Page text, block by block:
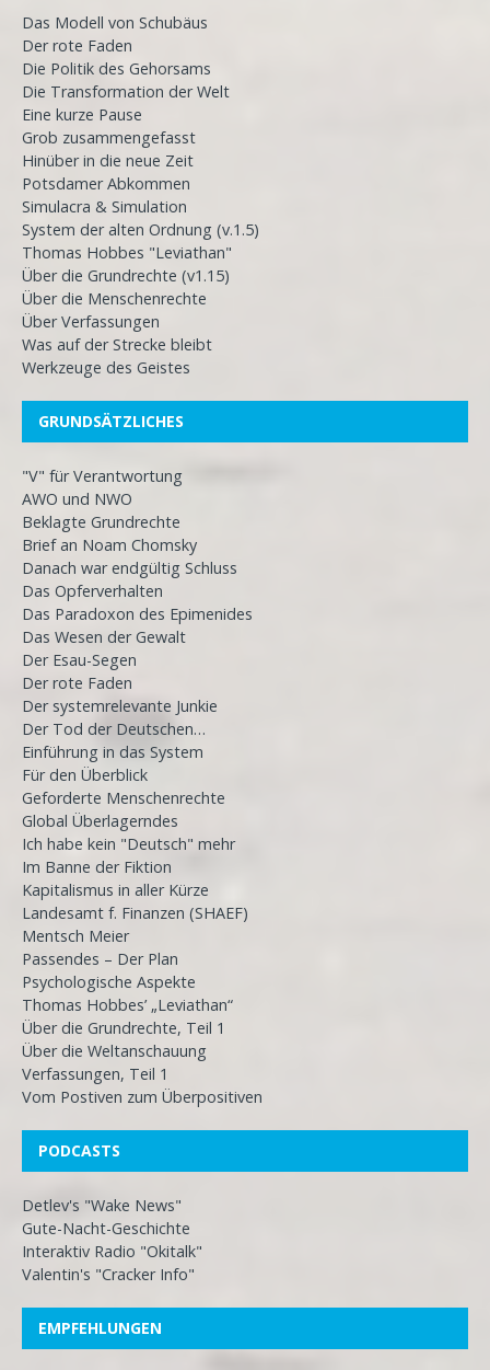
Das Modell von Schubäus
Der rote Faden
Die Politik des Gehorsams
Die Transformation der Welt
Eine kurze Pause
Grob zusammengefasst
Hinüber in die neue Zeit
Potsdamer Abkommen
Simulacra & Simulation
System der alten Ordnung (v.1.5)
Thomas Hobbes "Leviathan"
Über die Grundrechte (v1.15)
Über die Menschenrechte
Über Verfassungen
Was auf der Strecke bleibt
Werkzeuge des Geistes
GRUNDSÄTZLICHES
"V" für Verantwortung
AWO und NWO
Beklagte Grundrechte
Brief an Noam Chomsky
Danach war endgültig Schluss
Das Opferverhalten
Das Paradoxon des Epimenides
Das Wesen der Gewalt
Der Esau-Segen
Der rote Faden
Der systemrelevante Junkie
Der Tod der Deutschen…
Einführung in das System
Für den Überblick
Geforderte Menschenrechte
Global Überlagerndes
Ich habe kein "Deutsch" mehr
Im Banne der Fiktion
Kapitalismus in aller Kürze
Landesamt f. Finanzen (SHAEF)
Mentsch Meier
Passendes – Der Plan
Psychologische Aspekte
Thomas Hobbes’ „Leviathan“
Über die Grundrechte, Teil 1
Über die Weltanschauung
Verfassungen, Teil 1
Vom Postiven zum Überpositiven
PODCASTS
Detlev's "Wake News"
Gute-Nacht-Geschichte
Interaktiv Radio "Okitalk"
Valentin's "Cracker Info"
EMPFEHLUNGEN